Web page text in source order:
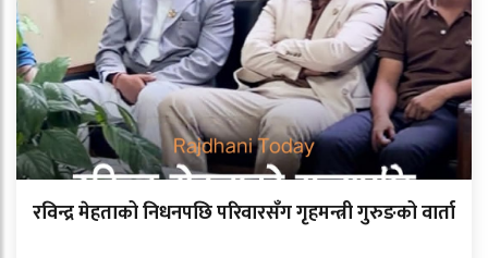
रविन्द्र मेहताको निधनपछि परिवारसँग गृहमन्त्री गुरुङको वार्ता